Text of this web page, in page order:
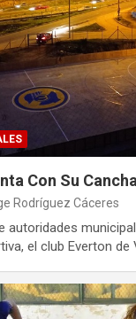
Con Su
Rodríguez Cáceres
autoridades
el club Everton de